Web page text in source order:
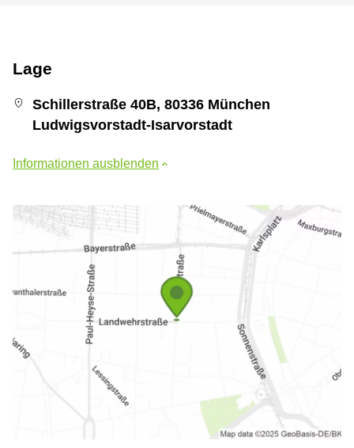
Lage
Schillerstraße 40B, 80336 München
Ludwigsvorstadt-Isarvorstadt
Informationen ausblenden